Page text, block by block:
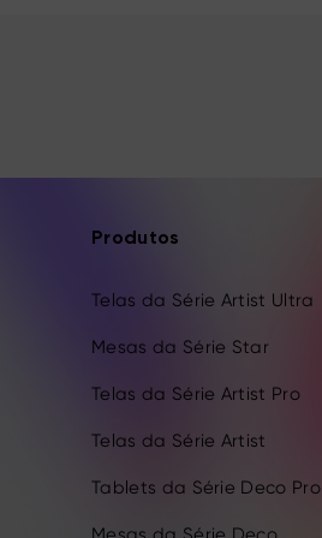
Produtos
Telas da Série Artist Ultra
Mesas da Série Star
Telas da Série Artist Pro
Telas da Série Artist
Tablets da Série Deco Pro